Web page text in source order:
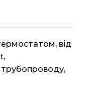
від
трубопроводу,